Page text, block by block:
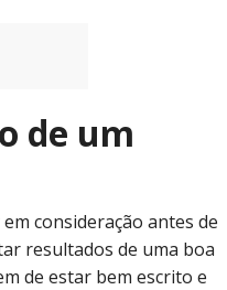
de um
consideração antes de
resultados de uma boa
de estar bem escrito e